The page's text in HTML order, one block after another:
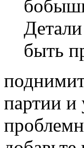
быть
партии и